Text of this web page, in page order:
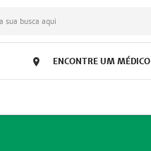
sua busca aqui
ENCONTRE UM MÉDICO